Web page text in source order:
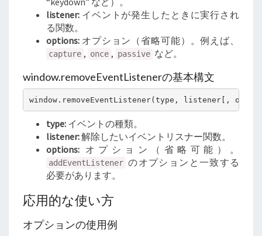
listener: イベントが発生したときに実行され
る関数。
options: オプション（省略可能）。例えば、
capture , once , passive など。
window.removeEventListenerの基本構文
type: イベントの種類。
listener:解除したいイベントリスナー関数。
options: オプション（省略可能）。
addEventListener のオプションと一致する
必要があります。
応用的な使い方
オプションの使用例